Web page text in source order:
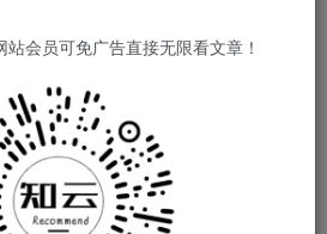
要素十足的像素地牢冒险。腐化力
阿猿挺身而出，探索千变万化的丛
、遗物、法术和附魔，消灭前来进
世界，百战成神！
会员可免广告直接无限看文章！